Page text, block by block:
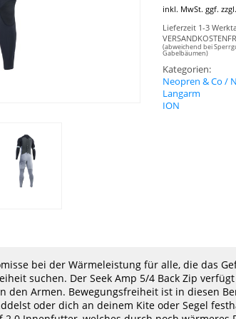
inkl. MwSt. ggf. zzgl.
Lieferzeit 1-3
(abweichend bei
Gabelbäumen)
Kategorien:
Neopren & Co /
Langarm
ION
bei der Wärmeleistung für alle, die das
suchen. Der Seek Amp 5/4 Back Zip
den Armen. Bewegungsfreiheit ist in diesen
oder dich an deinem Kite oder Segel